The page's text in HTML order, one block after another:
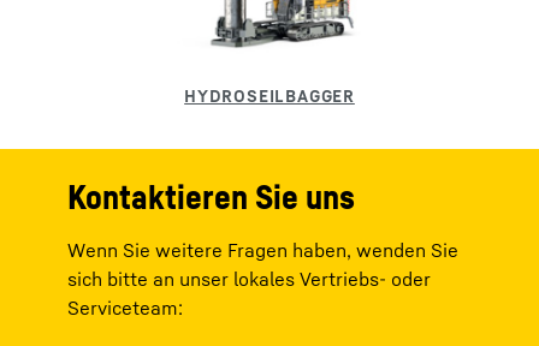
Kontaktieren Sie uns
Wenn Sie weitere Fragen haben, wenden Sie
sich bitte an unser lokales Vertriebs- oder
Serviceteam: